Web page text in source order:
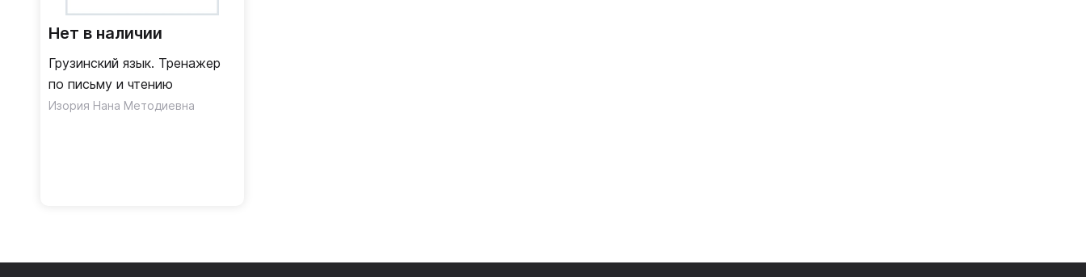
Нет в наличии
Грузинский язык. Тренажер
по письму и чтению
Изория Нана Методиевна